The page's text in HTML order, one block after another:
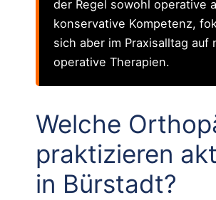
der Regel sowohl operative
konservative Kompetenz,
sich aber im Praxisalltag auf
operative Therapien.
Welche
praktizieren
in Bürstadt?